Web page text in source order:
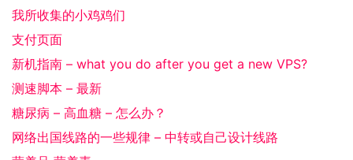
我所收集的小鸡鸡们
支付页面
新机指南 – what you do after you get a new VPS?
测速脚本 – 最新
糖尿病 – 高血糖 – 怎么办？
网络出国线路的一些规律 – 中转或自己设计线路